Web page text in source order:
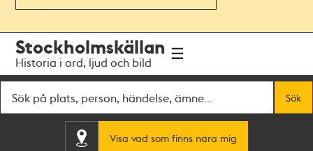
navigationen
huvudinnehållet
Stockholmskällan
Historia i ord, ljud och bild
Sök
Visa vad som finns nära mig